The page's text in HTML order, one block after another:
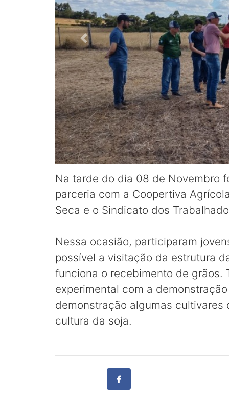
Na tarde do dia 08 de Novembro
parceria com a Coopertiva
Seca e o Sindicato dos
Nessa ocasião, participaram
possível a visitação da estrutura
funciona o recebimento de grãos.
experimental com a
demonstração algumas
cultura da soja.